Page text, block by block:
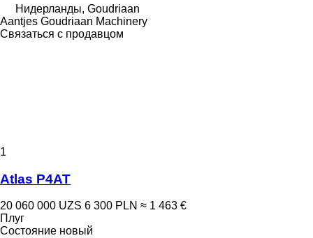
Нидерланды, Goudriaan
Aantjes Goudriaan Machinery
Связаться с продавцом
1
Atlas P4AT
20 060 000 UZS 6 300 PLN ≈ 1 463 €
Плуг
Состояние новый